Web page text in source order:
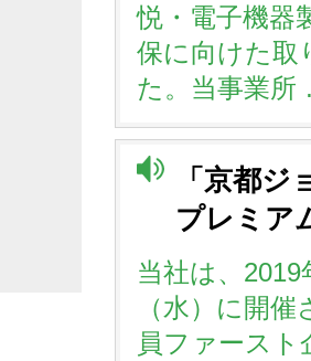
悦・電子機器
保に向けた取
た。当事業
「京都
プレミア
当社は、2019
（水）に開
員ファース